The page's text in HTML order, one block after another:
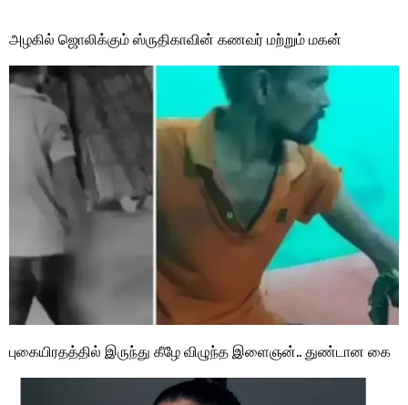
அழகில் ஜொலிக்கும் ஸ்ருதிகாவின் கணவர் மற்றும் மகன்
புகையிரதத்தில் இருந்து கீழே விழுந்த இளைஞன்.. துண்டான கை